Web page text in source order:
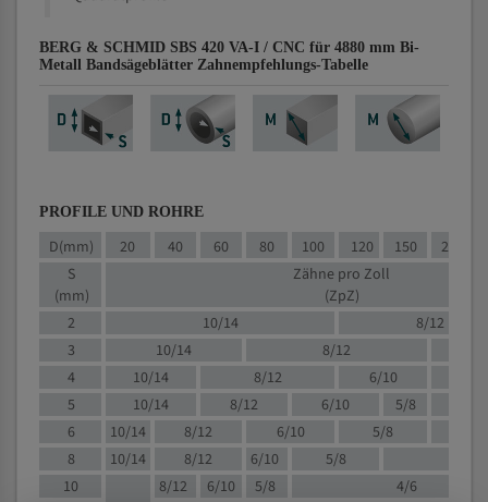
BERG & SCHMID SBS 420 VA-I / CNC für 4880 mm Bi-
Metall Bandsägeblätter Zahnempfehlungs-Tabelle
PROFILE UND ROHRE
D(mm) 20 40 60 80 100 120 150 200
S
(mm)
Zähne pro Zoll
(ZpZ)
2
10/14
8/12
3
10/14 8/12
4
10/14 8/12 6/10
5
10/14 8/12 6/10
5/8
6
10/14 8/12 6/10
5/8
8
10/14 8/12 6/10 5/8
10
8/12 6/10 5/8
4/6